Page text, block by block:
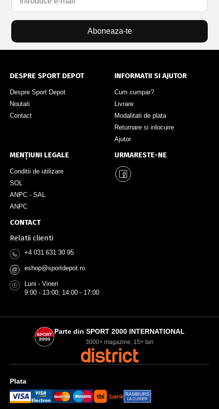
Aboneaza-te
DESPRE SPORT DEPOT
Despre Sport Depot
Noutati
Contact
INFORMATII SI AJUTOR
Cum cumpar?
Livrare
Modalitati de plata
Returnare si inlocuire
Ajutor
MENȚIUNI LEGALE
Conditii de utilizare
SOL
ANPC - SAL
ANPC
URMARESTE-NE
CONTACT
Relatii clienti
+4 031 631 30 95
@ eshop@sportdepot.ro
Luni - Vineri
9:00 - 13:00; 14:00 - 17:00
Parte din SPORT 2000 INTERNATIONAL
3000+ magazine, 15+ tari
Plata
RAMBURS
LA CURIER